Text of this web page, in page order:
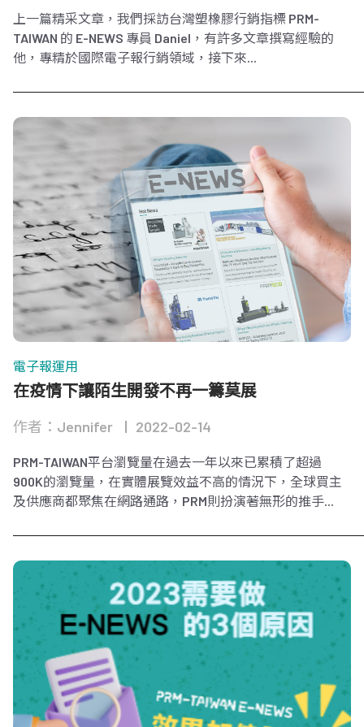
上一篇精采文章，我們採訪台灣塑橡膠行銷指標 PRM-
TAIWAN 的 E-NEWS 專員 Daniel，有許多文章撰寫經驗的
他，專精於國際電子報行銷領域，接下來...
電子報運用
在疫情下讓陌生開發不再一籌莫展
作者：Jennifer 2022-02-14
PRM-TAIWAN平台瀏覽量在過去一年以來已累積了超過
900K的瀏覽量，在實體展覽效益不高的情況下，全球買主
及供應商都聚焦在網路通路，PRM則扮演著無形的推手...